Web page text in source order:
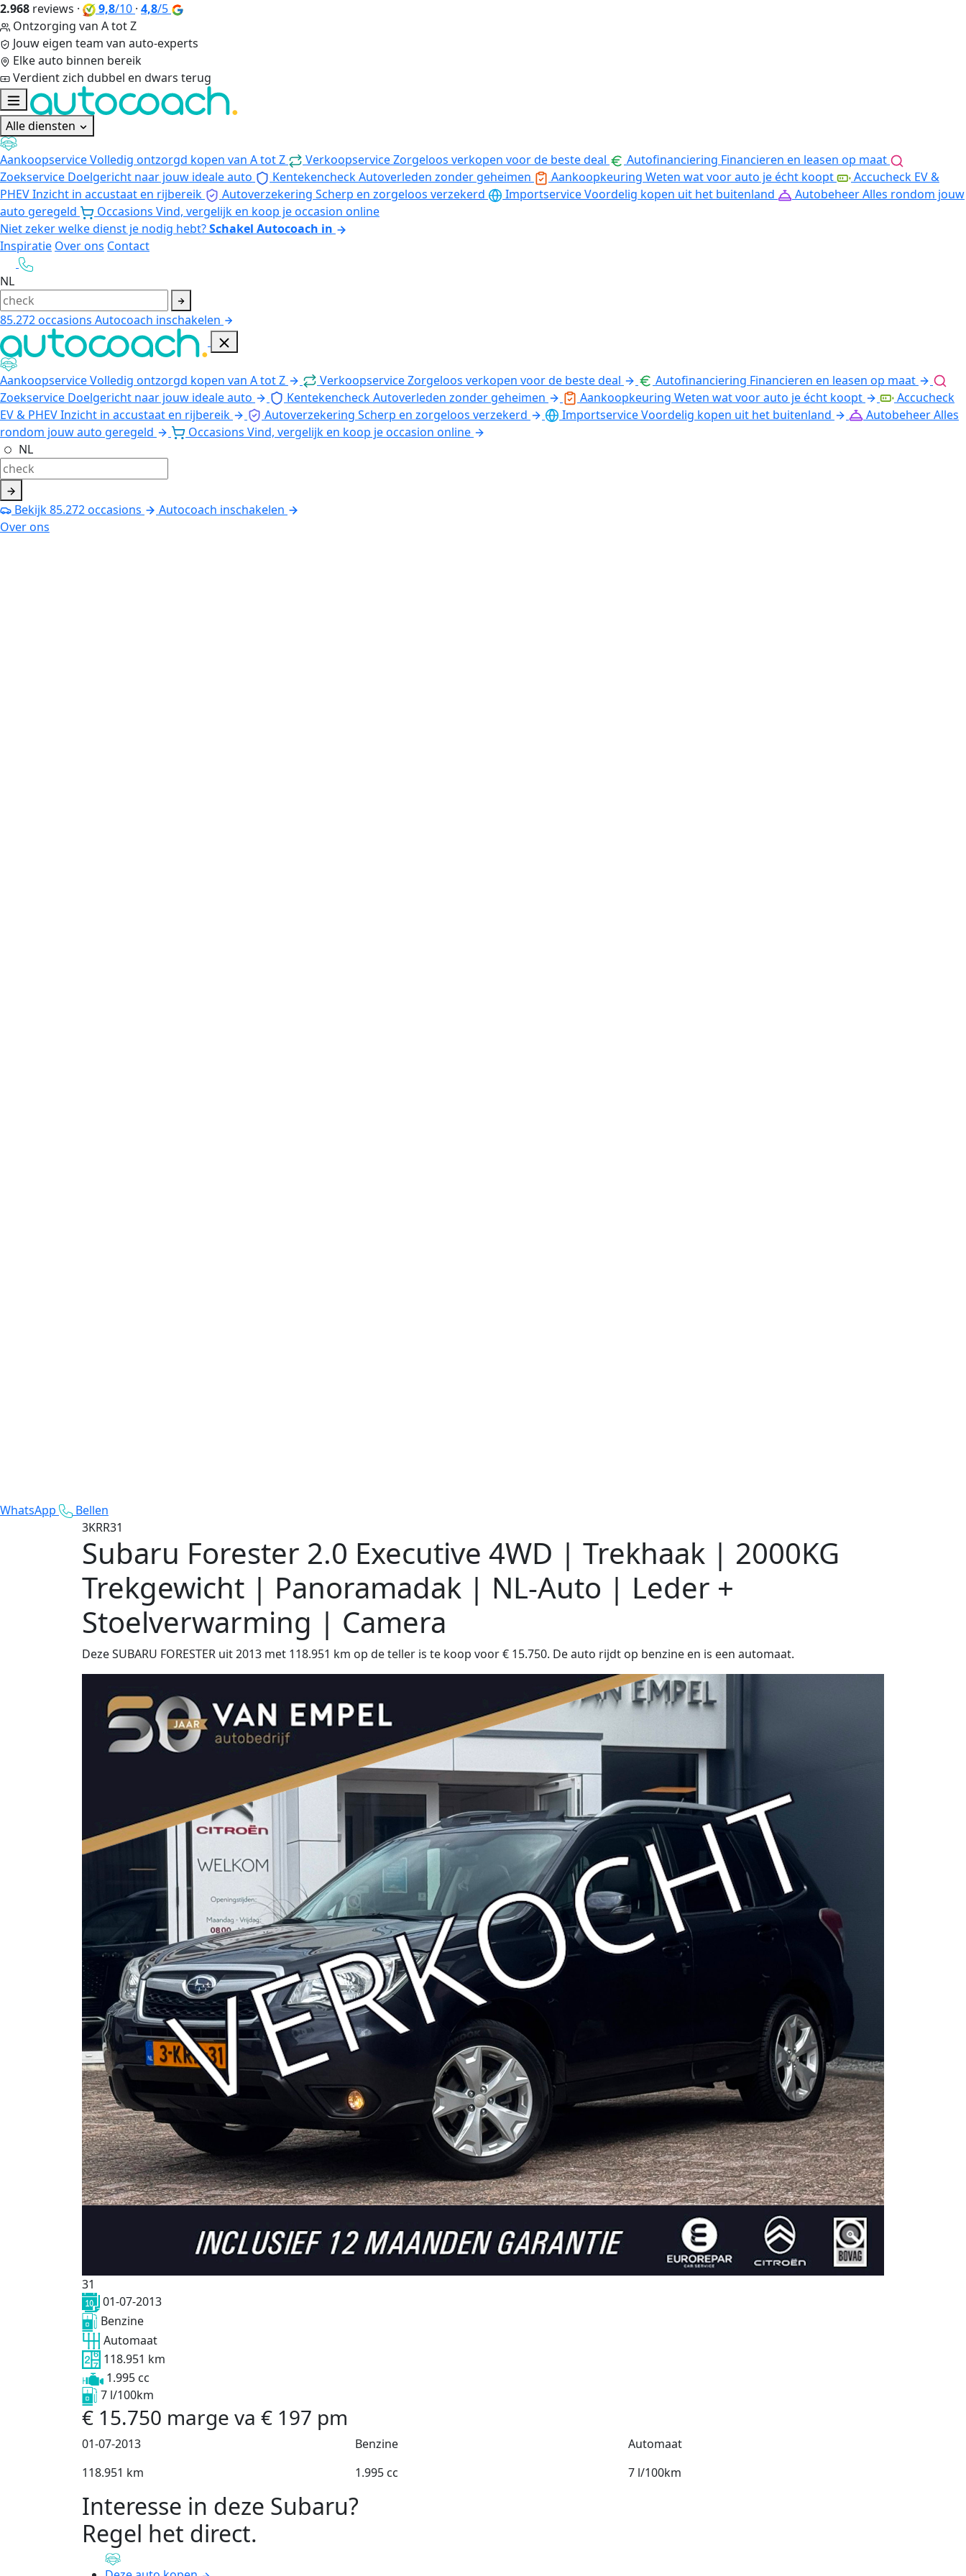
2.968 reviews · 9,8/10 · 4,8/5
Ontzorging van A tot Z
Jouw eigen team van auto-experts
Elke auto binnen bereik
Verdient zich dubbel en dwars terug
Alle diensten
AankoopserviceVolledig ontzorgd kopen van A tot Z VerkoopserviceZorgeloos verkopen voor de beste deal Autofinanciering Financieren en leasen op maat
Zoekservice Doelgericht naar jouw ideale auto KentekencheckAutoverleden zonder geheimen Aankoopkeuring Weten wat voor auto je écht koopt
Accucheck EV &
PHEVInzicht in accustaat en rijbereik Autoverzekering Scherp en zorgeloos verzekerd ImportserviceVoordelig kopen uit het buitenland AutobeheerAlles rondom jouw
auto geregeld
Occasions Vind, vergelijk en koop je occasion online
Niet zeker welke dienst je nodig hebt?Schakel Autocoach in
Inspiratie Over ons Contact
NL
85.272occasions Autocoach inschakelen
AankoopserviceVolledig ontzorgd kopen van A tot Z VerkoopserviceZorgeloos verkopen voor de beste deal Autofinanciering Financieren en leasen op maat
Zoekservice Doelgericht naar jouw ideale auto KentekencheckAutoverleden zonder geheimen Aankoopkeuring Weten wat voor auto je écht koopt
Accucheck
EV & PHEVInzicht in accustaat en rijbereik Autoverzekering Scherp en zorgeloos verzekerd ImportserviceVoordelig kopen uit het buitenland AutobeheerAlles
rondom jouw auto geregeld
Occasions Vind, vergelijk en koop je occasion online
NL
Bekijk85.272occasions
Autocoach inschakelen
Over ons
WhatsApp
Bellen
3KRR31
Subaru Forester 2.0 Executive 4WD | Trekhaak | 2000KG
Trekgewicht | Panoramadak | NL-Auto | Leder +
Stoelverwarming | Camera
Deze SUBARU FORESTER uit 2013 met 118.951 km op de teller is te koop voor € 15.750. De auto rijdt op benzine en is een automaat.
31
01-07-2013
Benzine
Automaat
118.951 km
1.995 cc
7 l/100km
€ 15.750 marge va € 197 pm
01-07-2013 Benzine
Automaat
118.951 km
1.995 cc 7 l/100km
Interesse in deze Subaru?
Regel het direct.